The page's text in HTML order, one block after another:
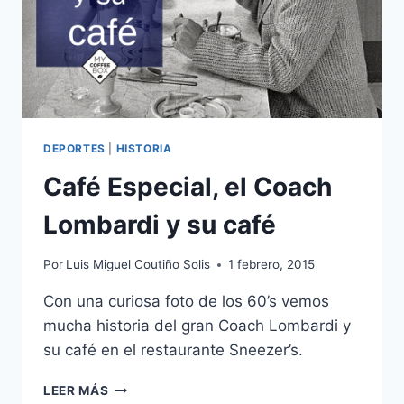
DEPORTES HISTORIA
Café Especial, el Coach
Lombardi y su café
Por Luis Miguel Coutiño Solis 1 febrero, 2015
Con una curiosa foto de los 60’s vemos
mucha historia del gran Coach Lombardi y
su café en el restaurante Sneezer’s.
LEER MÁS CAFÉ